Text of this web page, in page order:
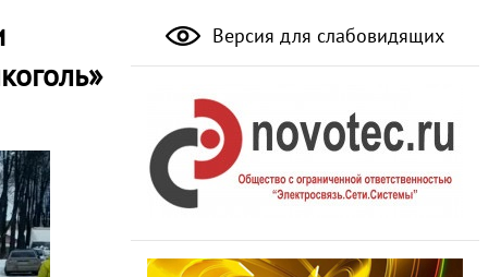
Версия для слабовидящих